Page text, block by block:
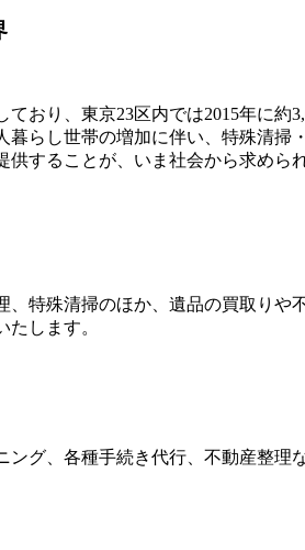
おり、東京23区内では2015年に約
暮らし世帯の増加に伴い、特殊清掃
することが、いま社会から求めら
、特殊清掃のほか、遺品の買取り
します。
ング、各種手続き代行、不動産整理